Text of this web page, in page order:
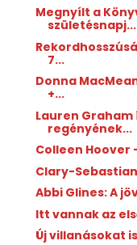
Megnyílt a
születésnapj...
7...
Donna
+...
Lauren Graham
regényének...
Colleen Hoover
Clary-
Abbi Glines: A
Itt vannak az
Új villanásokat